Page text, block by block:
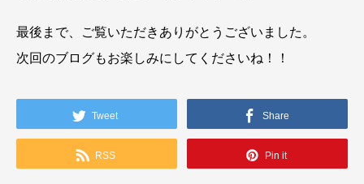
最後まで、ご覧いただきありがとうございました。
次回のブログもお楽しみにしてくださいね！！
Tweet Share
RSS Pin it